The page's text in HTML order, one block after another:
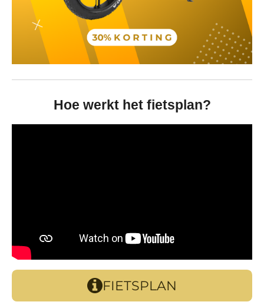
Hoe werkt het fietsplan?
FIETSPLAN